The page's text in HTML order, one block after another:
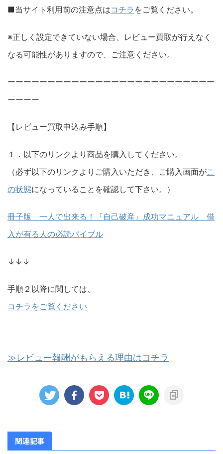
■当サイト利用前の注意点はコチラ をご覧ください。
※正しく設定できていない場合、レビュー買取が行えなく
なる可能性がありますので、ご注意ください。
ーーーーーーーーーーーーーーーーーーーーーーーーーー
ーーーー
【レビュー買取申込み手順】
１．以下のリンクより商品を購入してください。
（必ず以下のリンクよりご購入いただき、ご購入画面がこ
の状態になっていることを確認して下さい。）
冊子版 一人で出来る！『自己破産』成功マニュアル 借
入が有る人の必読バイブル
↓↓↓
手順２以降に関しては、
コチラをご覧ください
≫レビュー報酬がもらえる理由はコチラ
関連記事